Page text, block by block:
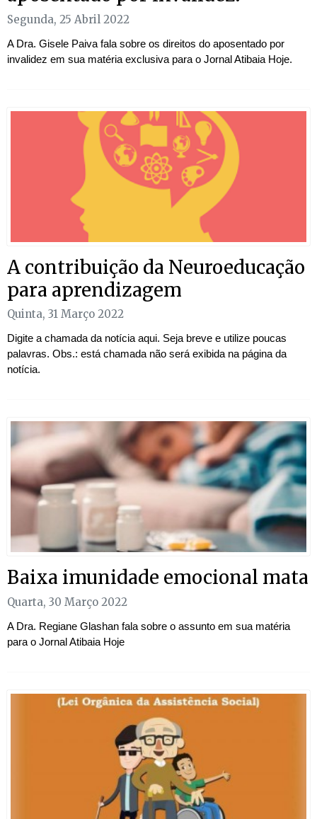
Segunda, 25 Abril 2022
A Dra. Gisele Paiva fala sobre os direitos do aposentado por
invalidez em sua matéria exclusiva para o Jornal Atibaia Hoje.
A contribuição da Neuroeducação
para aprendizagem
Quinta, 31 Março 2022
Digite a chamada da notícia aqui. Seja breve e utilize poucas
palavras. Obs.: está chamada não será exibida na página da
notícia.
Baixa imunidade emocional mata
Quarta, 30 Março 2022
A Dra. Regiane Glashan fala sobre o assunto em sua matéria
para o Jornal Atibaia Hoje